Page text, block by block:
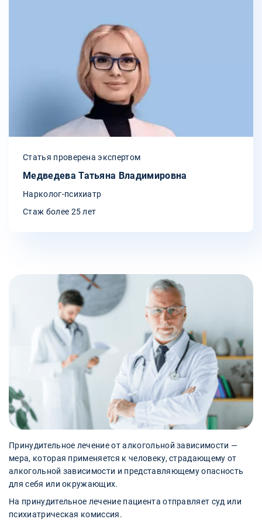
Статья проверена экспертом
Медведева Татьяна Владимировна
Нарколог-психиатр
Стаж более 25 лет
Принудительное лечение от алкогольной зависимости —
мера, которая применяется к человеку, страдающему от
алкогольной зависимости и представляющему опасность
для себя или окружающих.
На принудительное лечение пациента отправляет суд или
психиатрическая комиссия.